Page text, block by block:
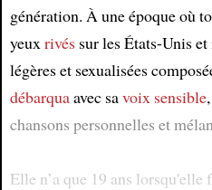
génération. À une époque où
yeuxrivéssur les États-Unis et
légères et sexualisées
débarquaavec savoix sensible,
chansons personnelles et
Elle n’a que 19 ans